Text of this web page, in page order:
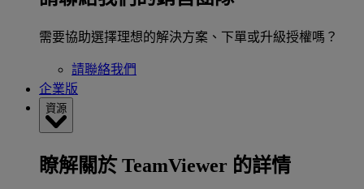
需要協助選擇理想的解決方案、下單或升級授權嗎？
請聯絡我們
企業版
資源
瞭解關於 TeamViewer 的詳情